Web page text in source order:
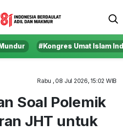
#Kongres Umat Islam
Rabu , 08 Jul 2026, 15:02 WIB
Soal Polemik
JHT untuk